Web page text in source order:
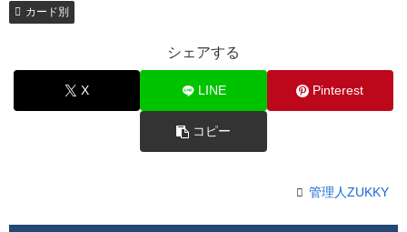
カード別
シェアする
X LINE Pinterest
コピー
管理人ZUKKY